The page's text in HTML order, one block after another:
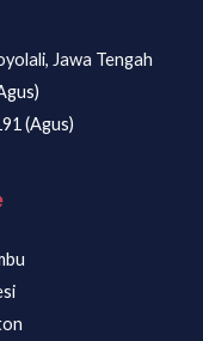
Jawa Tengah
(Agus)